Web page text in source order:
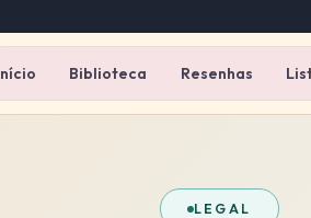
Biblioteca Resenhas
LEGAL